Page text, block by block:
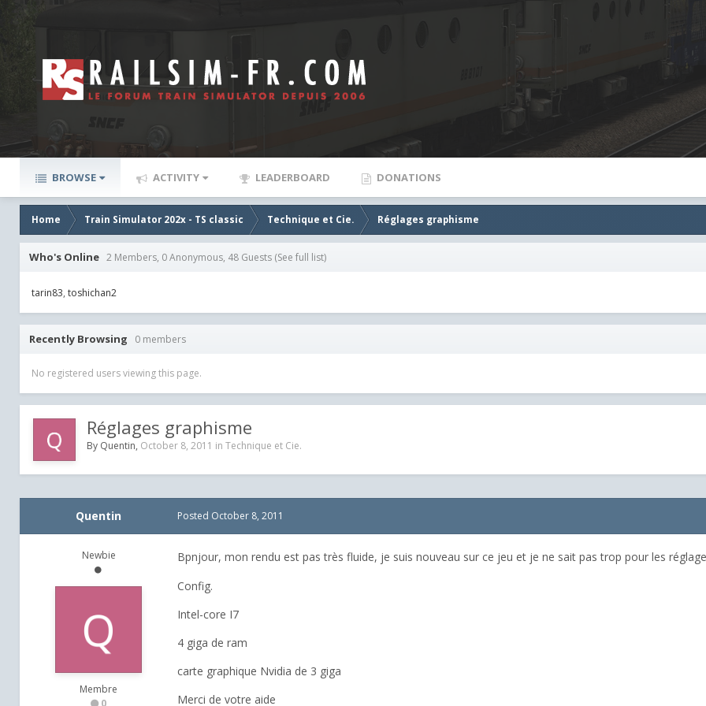
BROWSE ACTIVITY LEADERBOARD DONATIONS
Home Train Simulator 202x - TS classic Technique et Cie. Réglages graphisme
Who's Online 2 Members, 0 Anonymous, 48 Guests (See full list)
tarin83 toshichan2
Recently Browsing 0 members
No registered users viewing this page.
Réglages graphisme
By Quentin, October 8, 2011 in Technique et Cie.
Quentin
Newbie
Membre
Posted October 8, 2011
Bpnjour, mon rendu est pas très fluide, je suis nouveau sur ce jeu et je ne sait pas trop pour les
Config.
Intel-core I7
4 giga de ram
carte graphique Nvidia de 3 giga
Merci de votre aide